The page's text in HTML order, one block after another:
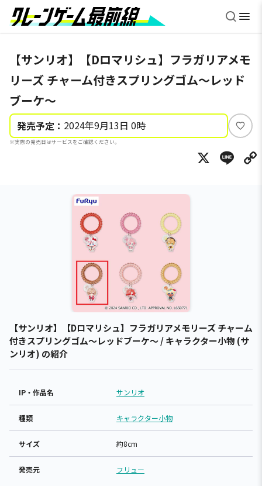
【サンリオ】【Dロマリシュ】フラガリアメモ
リーズ チャーム付きスプリングゴム～レッド
ブーケ～
発売予定： 2024年9月13日 0時
※実際の発売日はサービスをご確認ください。
い
ね
X
【サンリオ】【Dロマリシュ】フラガリアメモリーズ チャーム
付きスプリングゴム～レッドブーケ～ / キャラクター小物 (サ
ンリオ) の紹介
IP・作品名 サンリオ
種類 キャラクター小物
サイズ 約8cm
発売元 フリュー